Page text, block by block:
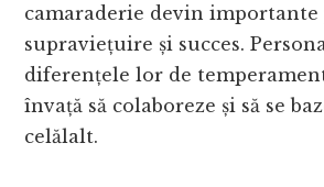
camaraderie devin importante
supraviețuire și succes.
diferențele lor de
învață să colaboreze și să se
celălalt.